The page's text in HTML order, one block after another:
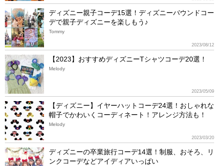
ディズニー親子コーデ15選！ディズニーバウンドコー
デで親子ディズニーを楽しもう♪
2023/08/12
Tommy
【2023】おすすめディズニーTシャツコーデ20選！
2023/05/09
Melody
【ディズニー】イヤーハットコーデ24選！おしゃれな
帽子でかわいくコーディネート！アレンジ方法も！
2023/03/20
Melody
ディズニーの卒業旅行コーデ14選！制服、おそろ、リ
ンクコーデなどアイディアいっぱい